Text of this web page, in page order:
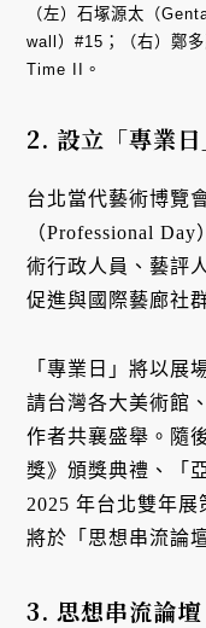
（左）石塚源太（
wall）#15；（右）鄭
Time II。
2. 設立「專業
台北當代藝術博覽
（Professional
術行政人員、藝評
促進與國際藝廊社
「專業日」將以展
請台灣各大美術館
作者共襄盛舉。隨
獎》頒獎典禮、「
2025 年台北雙年
將於「思想串流論
3. 思想串流論壇